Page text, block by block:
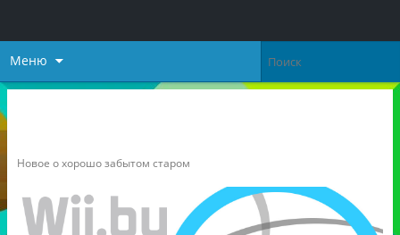
Меню
Новое о хорошо забытом старом